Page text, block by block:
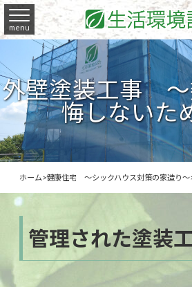
menu
外壁塗装工事
悔しないた
ホーム>健康住宅 ～シックハウス対策の家造り～
管理された塗装